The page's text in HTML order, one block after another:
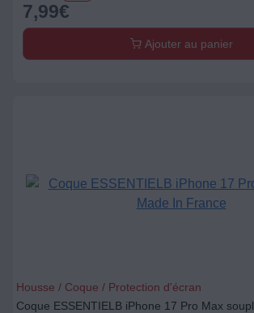
7,99€
Ajouter au panier
Housse / Coque / Protection d'écran
Coque ESSENTIELB iPhone 17 Pro Max